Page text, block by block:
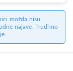
možda nisu
najave. Trudimo